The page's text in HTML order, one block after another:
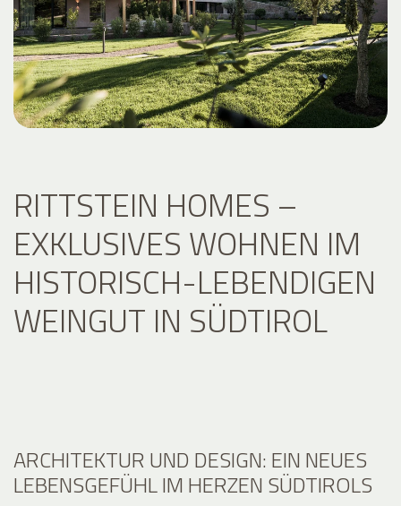
RITTSTEIN HOMES –
EXKLUSIVES WOHNEN IM
HISTORISCH-LEBENDIGEN
WEINGUT IN SÜDTIROL
ARCHITEKTUR UND DESIGN: EIN NEUES
LEBENSGEFÜHL IM HERZEN SÜDTIROLS